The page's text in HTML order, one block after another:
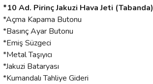
*10 Ad. Pirinç Jakuzi Hava Jeti (Tabanda)
*Açma Kapama Butonu
*Basınç Ayar Butonu
*Emiş Süzgeci
*Metal Taşıyıcı
*Jakuzi Bataryası
*Kumandalı Tahliye Gideri